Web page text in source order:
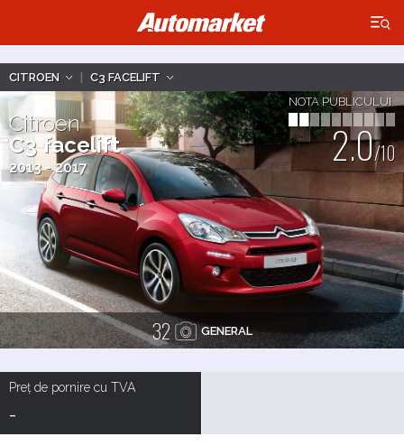
×
CITROEN | C3 FACELIFT
Citroen
C3 facelift
2013 - 2017
NOTA PUBLICULUI
2.0/10
32 GENERAL
Preț de pornire cu TVA
-